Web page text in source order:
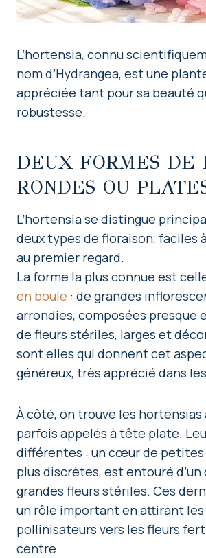
L’hortensia, connu
nom d’Hydrangea, est une
appréciée tant pour sa beauté
robustesse.
DEUX FORMES DE
RONDES OU
L’hortensia se distingue
deux types de floraison, faciles
au premier regard.
La forme la plus connue est
en boule : de grandes
arrondies, composées presque
de fleurs stériles, larges et
sont elles qui donnent cet
généreux, très apprécié dans
À côté, on trouve les hortensias
parfois appelés à tête plate.
différentes : un cœur de
plus discrètes, est entouré d’un
grandes fleurs stériles. Ces
un rôle important en attirant
pollinisateurs vers les fleurs
centre.